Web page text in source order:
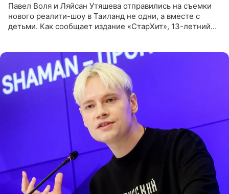
Павел Воля и Ляйсан Утяшева отправились на съемки
нового реалити-шоу в Таиланд не одни, а вместе с
детьми. Как сообщает издание «СтарХит», 13-летний